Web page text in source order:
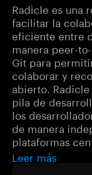
Radicle es una
facilitar la
eficiente entre
manera peer-
Git para
colaborar y
abierto.
pila de
los
de manera
plataformas
Leer más